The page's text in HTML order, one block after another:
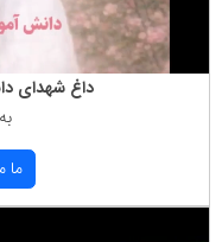
داغ شهدای
ما